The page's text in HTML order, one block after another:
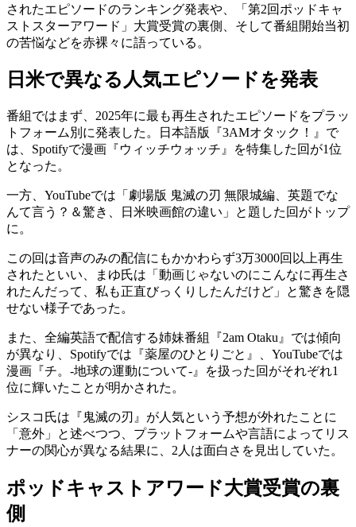
されたエピソードのランキング発表や、「第2回ポッドキャ
ストスターアワード」大賞受賞の裏側、そして番組開始当初
の苦悩などを赤裸々に語っている。
日米で異なる人気エピソードを発表
番組ではまず、2025年に最も再生されたエピソードをプラッ
トフォーム別に発表した。日本語版『3AMオタック！』で
は、Spotifyで漫画『ウィッチウォッチ』を特集した回が1位
となった。
一方、YouTubeでは「劇場版 鬼滅の刃 無限城編、英題でな
んて言う？＆驚き、日米映画館の違い」と題した回がトップ
に。
この回は音声のみの配信にもかかわらず3万3000回以上再生
されたといい、まゆ氏は「動画じゃないのにこんなに再生さ
れたんだって、私も正直びっくりしたんだけど」と驚きを隠
せない様子であった。
また、全編英語で配信する姉妹番組『2am Otaku』では傾向
が異なり、Spotifyでは『薬屋のひとりごと』、YouTubeでは
漫画『チ。-地球の運動について-』を扱った回がそれぞれ1
位に輝いたことが明かされた。
シスコ氏は『鬼滅の刃』が人気という予想が外れたことに
「意外」と述べつつ、プラットフォームや言語によってリス
ナーの関心が異なる結果に、2人は面白さを見出していた。
ポッドキャストアワード大賞受賞の裏
側